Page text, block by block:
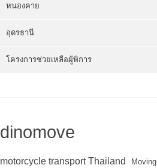
หนองคาย
อุดรธานี
โครงการช่วยเหลือผู้พิการ
dinomove
motorcycle transport Thailand Moving